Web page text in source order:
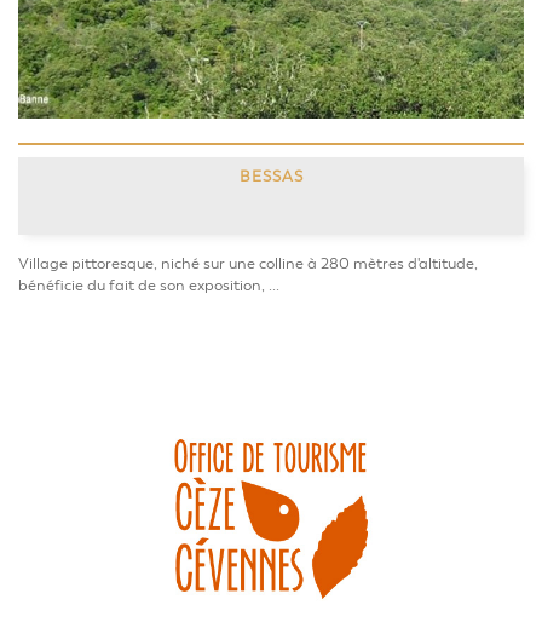
BESSAS
Village pittoresque, niché sur une colline à 280 mètres d'altitude,
bénéficie du fait de son exposition, ...